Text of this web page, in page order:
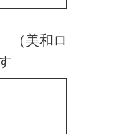
美和ロ